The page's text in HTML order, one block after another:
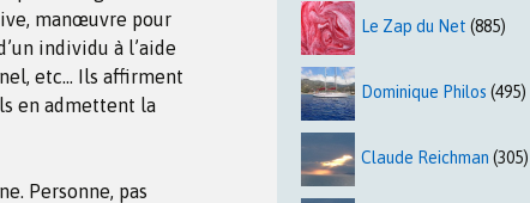
manœuvre pour
individu à l’aide
etc… Ils affirment
en admettent la
Personne, pas
Le Zap du Net (885)
Dominique Philos (495)
Claude Reichman (305)